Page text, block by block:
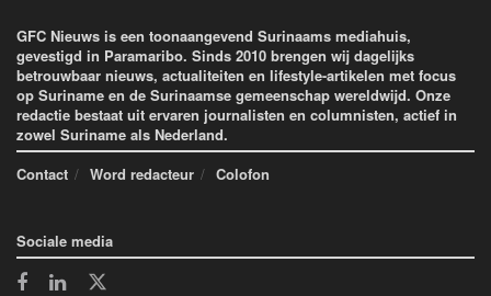
GFC Nieuws is een toonaangevend Surinaams mediahuis,
gevestigd in Paramaribo. Sinds 2010 brengen wij dagelijks
betrouwbaar nieuws, actualiteiten en lifestyle-artikelen met focus
op Suriname en de Surinaamse gemeenschap wereldwijd. Onze
redactie bestaat uit ervaren journalisten en columnisten, actief in
zowel Suriname als Nederland.
Contact
Word redacteur Colofon
Sociale media